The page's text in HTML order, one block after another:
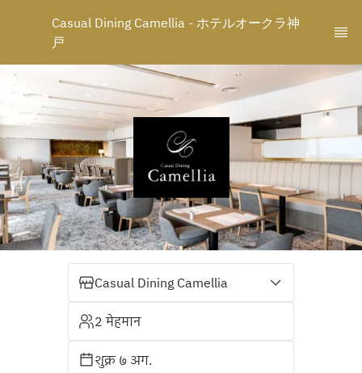
Casual Dining Camellia - ホテルオークラ神
戸
Casual Dining Camellia
2 मेहमान
शुक्र ७ अग.